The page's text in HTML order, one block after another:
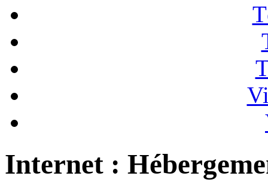
Internet :